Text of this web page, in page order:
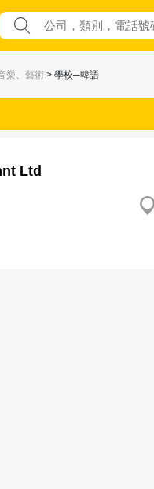
樂、藝術 > 學校─韓語
Ltd